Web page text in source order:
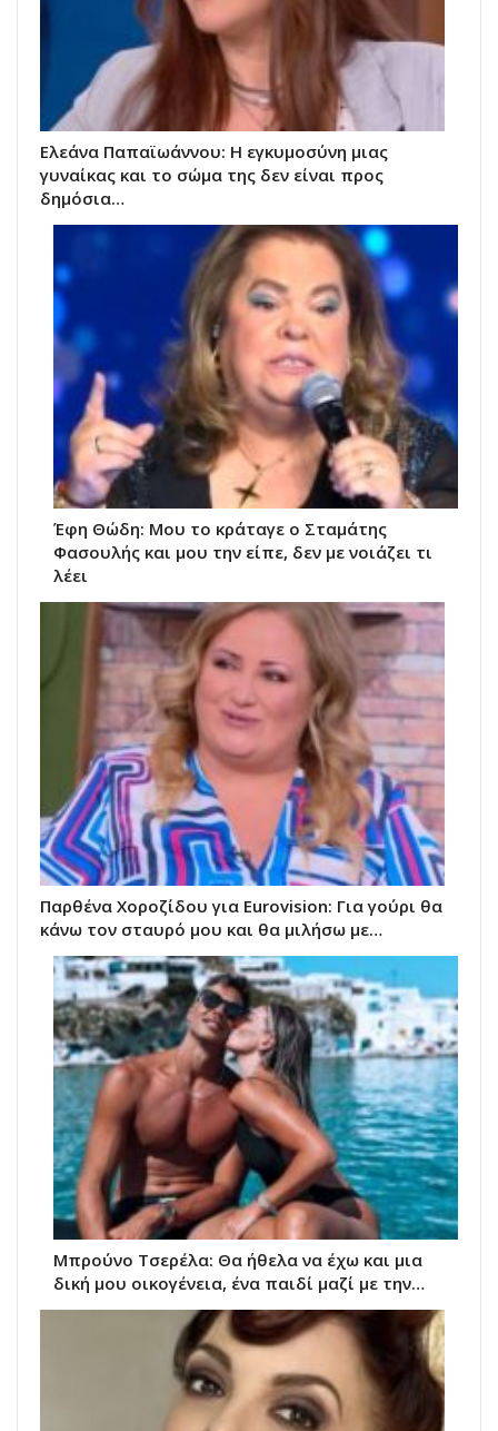
Ελεάνα Παπαϊωάννου: Η εγκυμοσύνη μιας
γυναίκας και το σώμα της δεν είναι προς
δημόσια…
Έφη Θώδη: Μου το κράταγε ο Σταμάτης
Φασουλής και μου την είπε, δεν με νοιάζει τι
λέει
Παρθένα Χοροζίδου για Eurovision: Για γούρι θα
κάνω τον σταυρό μου και θα μιλήσω με…
Μπρούνο Τσερέλα: Θα ήθελα να έχω και μια
δική μου οικογένεια, ένα παιδί μαζί με την…